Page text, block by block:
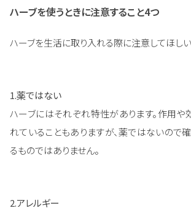
ハーブを使うときに注意すること4つ
ハーブを生活に取り入れる際に注意してほしい
1.薬ではない
ハーブにはそれぞれ特性があります。作用や
れていることもありますが、薬ではないので
るものではありません。
2.アレルギー